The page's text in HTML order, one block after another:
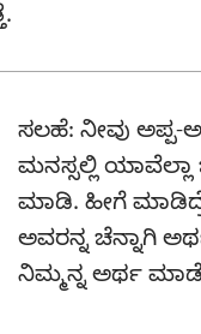
ಸಲಹೆ: ನೀವು
ಮನಸ್ಸಲ್ಲಿ
ಮಾಡಿ. ಹೀಗೆ
ಅವರನ್ನ ಚೆನ್ನಾಗಿ
ನಿಮ್ಮನ್ನ ಅರ್ಥ